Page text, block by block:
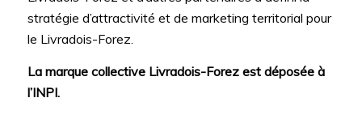
stratégie d’attractivité et de marketing territorial pour
le Livradois-Forez.
La marque collective Livradois-Forez est déposée à
l’INPI.